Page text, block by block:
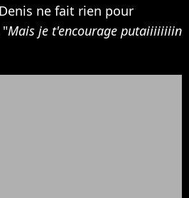
ne fait rien pour
"Mais je t'encourage putaiiiiiiiin